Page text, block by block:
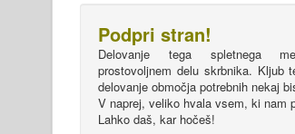
Podpri stran!
Delovanje tega spletnega
prostovoljnem delu skrbnika. Kljub
delovanje območja potrebnih nekaj
V naprej, veliko hvala vsem, ki nam
Lahko daš, kar hočeš!